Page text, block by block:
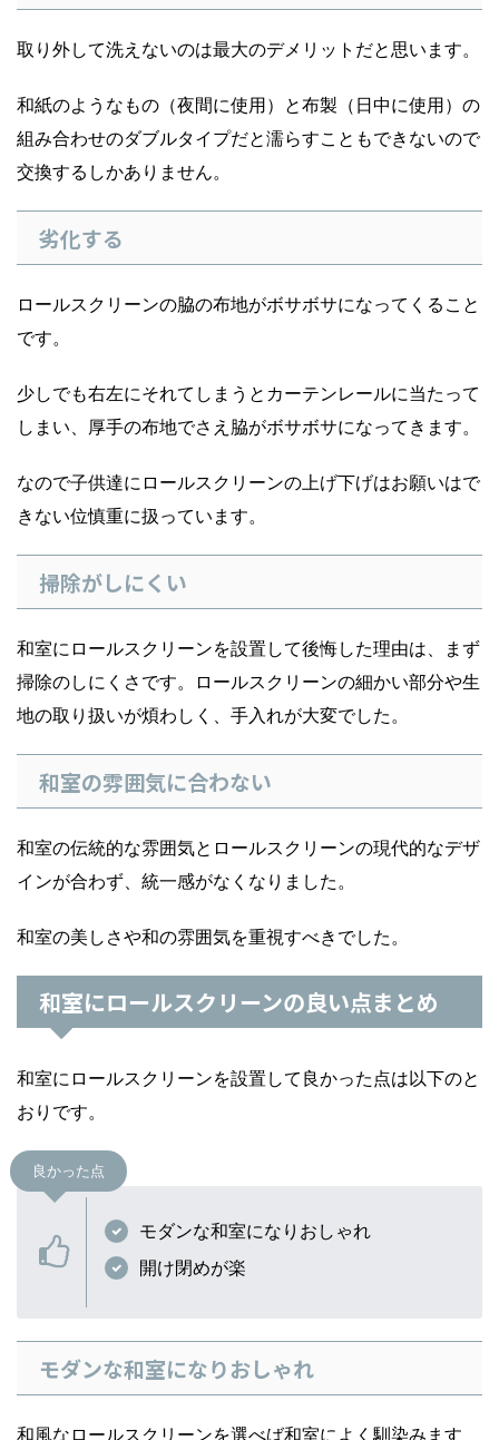
取り外して洗えないのは最大のデメリットだと思います。
和紙のようなもの（夜間に使用）と布製（日中に使用）の
組み合わせのダブルタイプだと濡らすこともできないので
交換するしかありません。
劣化する
ロールスクリーンの脇の布地がボサボサになってくること
です。
少しでも右左にそれてしまうとカーテンレールに当たって
しまい、厚手の布地でさえ脇がボサボサになってきます。
なので子供達にロールスクリーンの上げ下げはお願いはで
きない位慎重に扱っています。
掃除がしにくい
和室にロールスクリーンを設置して後悔した理由は、まず
掃除のしにくさです。ロールスクリーンの細かい部分や生
地の取り扱いが煩わしく、手入れが大変でした。
和室の雰囲気に合わない
和室の伝統的な雰囲気とロールスクリーンの現代的なデザ
インが合わず、統一感がなくなりました。
和室の美しさや和の雰囲気を重視すべきでした。
和室にロールスクリーンの良い点まとめ
和室にロールスクリーンを設置して良かった点は以下のと
おりです。
良かった点
モダンな和室になりおしゃれ
開け閉めが楽
モダンな和室になりおしゃれ
和風なロールスクリーンを選べば和室によく馴染みます